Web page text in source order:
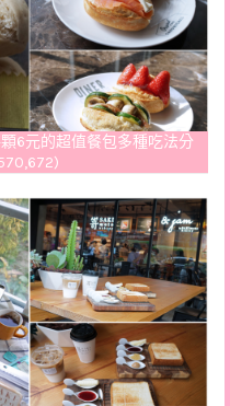
6元的超值餐包多種吃法分